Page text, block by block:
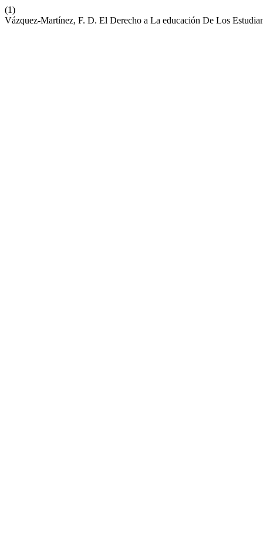
(1)
Vázquez-Martínez, F. D. El Derecho a La educación De Los